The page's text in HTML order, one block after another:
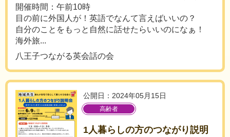
開催時間：午前10時
目の前に外国人が！英語でなんて言えばいいの？
自分のことをもっと自然に話せたらいいのになぁ！
海外旅...
八王子つながる英会話の会
公開日：2024年05月15日
高齢者
1人暮らしの方のつながり説明